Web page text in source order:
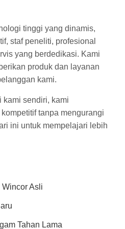
tinggi yang dinamis,
staf peneliti, profesional
yang berdedikasi. Kami
produk dan layanan
kami.
kami sendiri, kami
tanpa mengurangi
ini untuk mempelajari lebih
Asli
Tahan Lama